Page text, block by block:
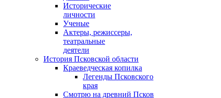
Исторические
личности
Ученые
Актеры, режиссеры,
театральные
деятели
История Псковской области
Краеведческая копилка
Легенды Псковского
края
Смотрю на древний Псков